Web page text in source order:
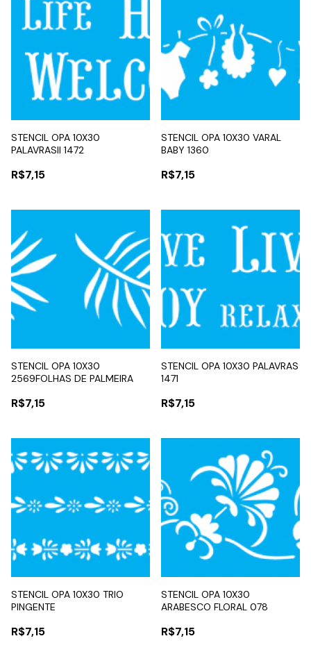
STENCIL OPA 10X30
PALAVRASII 1472
R$7,15
STENCIL OPA 10X30 VARAL
BABY 1360
R$7,15
STENCIL OPA 10X30
2569FOLHAS DE PALMEIRA
R$7,15
STENCIL OPA 10X30 PALAVRAS
1471
R$7,15
STENCIL OPA 10X30 TRIO
PINGENTE
R$7,15
STENCIL OPA 10X30
ARABESCO FLORAL 078
R$7,15